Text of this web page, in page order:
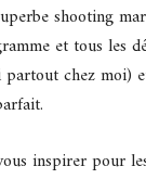
shooting
et tous les
chez moi)
inspirer pour